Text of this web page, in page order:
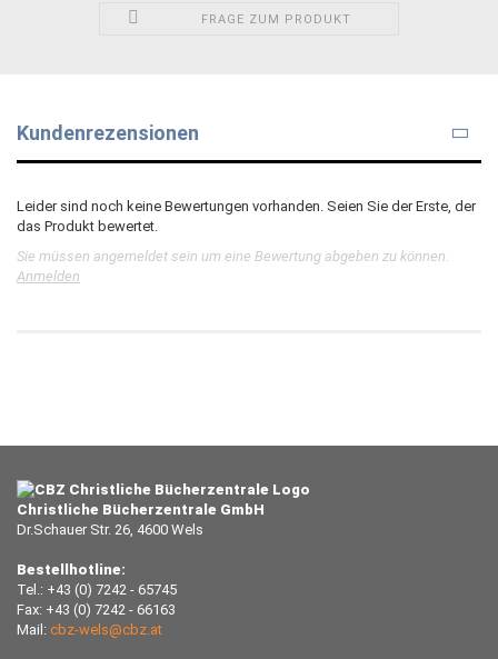
FRAGE ZUM PRODUKT
Kundenrezensionen
Leider sind noch keine Bewertungen vorhanden. Seien Sie der Erste, der
das Produkt bewertet.
Sie müssen angemeldet sein um eine Bewertung abgeben zu können.
Anmelden
Christliche Bücherzentrale GmbH
Dr.Schauer Str. 26, 4600 Wels
Bestellhotline:
Tel.: +43 (0) 7242 - 65745
Fax: +43 (0) 7242 - 66163
Mail: cbz-wels@cbz.at